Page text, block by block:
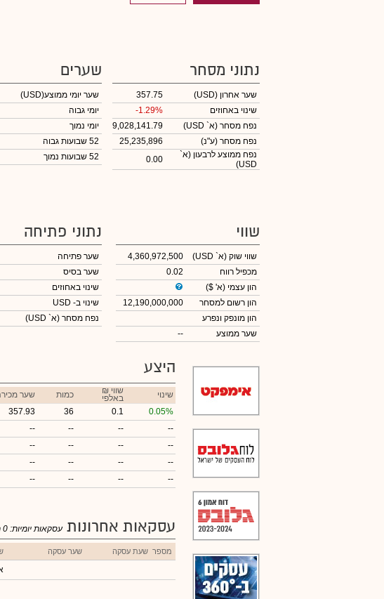
נתוני מסחר
שער אחרון (USD)
357.75
שינוי באחוזים
-1.29%
נפח מסחר (א` USD)
9,028,141.79
נפח מסחר (ע"נ)
25,235,896
נפח ממוצע לרבעון (א`
USD)
0.00
שערים
שער יומי ממוצע(USD)
יומי גבוה
יומי נמוך
52 שבועות גבוה
52 שבועות נמוך
שווי
שווי שוק (א` USD)
4,360,972,500
מכפיל רווח
0.02
הון עצמי (א' $)
הון רשום למסחר
12,190,000,000
הון מונפק ונפרע
שער ממוצע
--
נתוני פתיחה
שער פתיחה
שער בסיס
שינוי באחוזים
שינוי ב- USD
נפח מסחר (א` USD)
היצע
שינוי ₪ שווי
באלפי כמות
שער
0.05%
0.1
36
357.93
--
--
--
--
--
--
--
--
--
--
--
--
--
--
--
--
עסקאות אחרונות עסקאות יומיות: 0
מספר שעת עסקה שער עסקה